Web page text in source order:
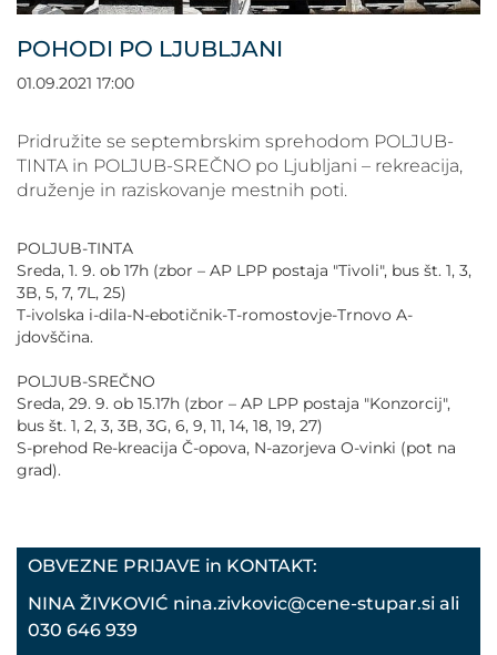
POMANJŠAJ PISAVO
OZNAČI NASLOVE
OZNAČI POVEZAVE
PODČRTAJ POVEZAVE
ZEMLJEVID STRANI
IZJAVA O DOSTOPNOSTI
POHODI PO LJUBLJANI
01.09.2021 17:00
Pridružite se septembrskim sprehodom POLJUB-
TINTA in POLJUB-SREČNO po Ljubljani – rekreacija,
druženje in raziskovanje mestnih poti.
POLJUB-TINTA
Sreda, 1. 9. ob 17h (zbor – AP LPP postaja "Tivoli", bus št. 1, 3,
3B, 5, 7, 7L, 25)
T-ivolska i-dila-N-ebotičnik-T-romostovje-Trnovo A-
jdovščina.
POLJUB-SREČNO
Sreda, 29. 9. ob 15.17h (zbor – AP LPP postaja "Konzorcij",
bus št. 1, 2, 3, 3B, 3G, 6, 9, 11, 14, 18, 19, 27)
S-prehod Re-kreacija Č-opova, N-azorjeva O-vinki (pot na
grad).
OBVEZNE PRIJAVE in KONTAKT:
NINA ŽIVKOVIĆ nina.zivkovic@cene-stupar.si ali
030 646 939